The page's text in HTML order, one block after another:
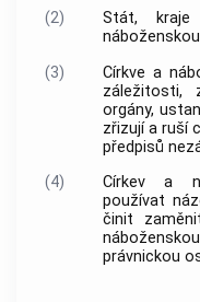
(2)
Stát,
(3)
Církve a
záležitosti,
orgány,
zřizují a ruší
předpisů
(4)
Církev a
používat
činit
právnickou